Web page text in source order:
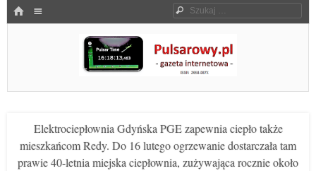
HOME Szukaj
Pulsarowy.pl
Elektrociepłownia Gdyńska PGE zapewnia ciepło także
mieszkańcom Redy. Do 16 lutego ogrzewanie dostarczała tam
prawie 40-letnia miejska ciepłownia, zużywająca rocznie około